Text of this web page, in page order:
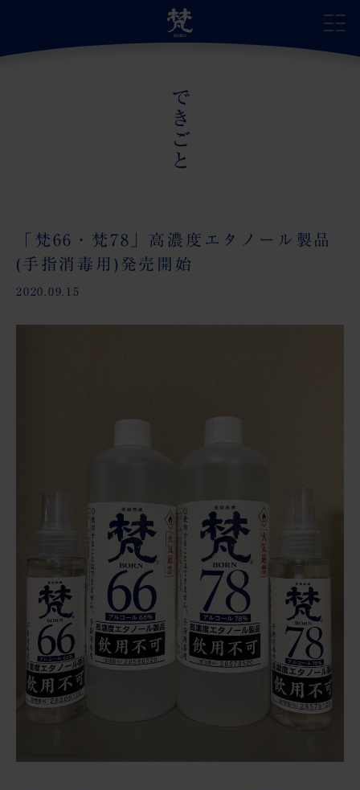
サイトトップ
自慢の日本酒
蔵の受賞歴
お問い合わせ
できごと
「梵66・梵78」高濃度エタノール製品
(手指消毒用)発売開始
2020.09.15